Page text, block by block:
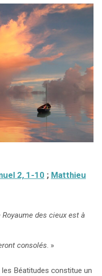
2, 1-10 ; Matthieu
des cieux est à
consolés. »
les Béatitudes constitue un